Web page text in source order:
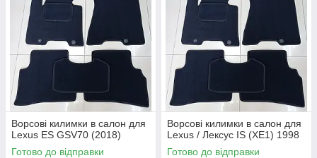
Ворсові килимки в салон для
Lexus ES GSV70 (2018)
Готово до відправки
Ворсові килимки в салон для
Lexus / Лексус IS (XE1) 1998
Готово до відправки